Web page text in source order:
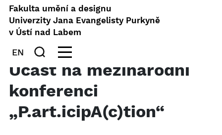
Fakulta umění a designu
Univerzity Jana Evangelisty Purkyně
v Ústí nad Labem
EN
Účast na mezinárodní
konferenci
„P.art.icipA(c)tion“